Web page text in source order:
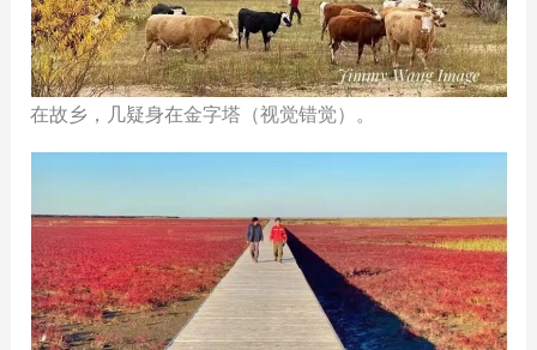
在故乡，几疑身在金字塔（视觉错觉）。